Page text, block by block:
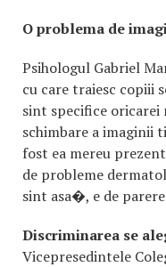
O problema de
Psihologul Gabriel
cu care traiesc copiii
sint specifice
schimbare a imaginii
fost ea mereu
de probleme
sint asa�, e de
Discriminarea se
Vicepresedintele